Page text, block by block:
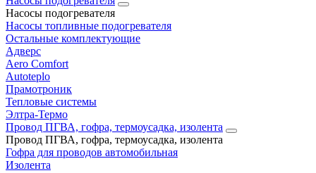
Насосы подогревателя
Насосы топливные подогревателя
Остальные комплектующие
Адверс
Aero Comfort
Autoteplo
Прамотроник
Тепловые системы
Элтра-Термо
Провод ПГВА, гофра, термоусадка, изолента
Провод ПГВА, гофра, термоусадка, изолента
Гофра для проводов автомобильная
Изолента